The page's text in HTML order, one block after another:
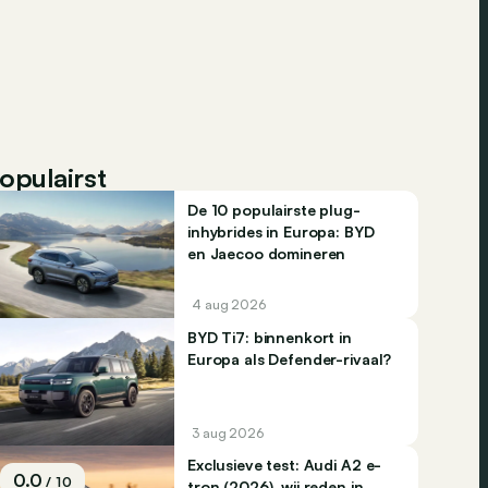
De 10 populairste plug-
inhybrides in Europa: BYD
en Jaecoo domineren
4 aug 2026
BYD Ti7: binnenkort in
Europa als Defender-rivaal?
3 aug 2026
0.0/ 10
Exclusieve test: Audi A2 e-